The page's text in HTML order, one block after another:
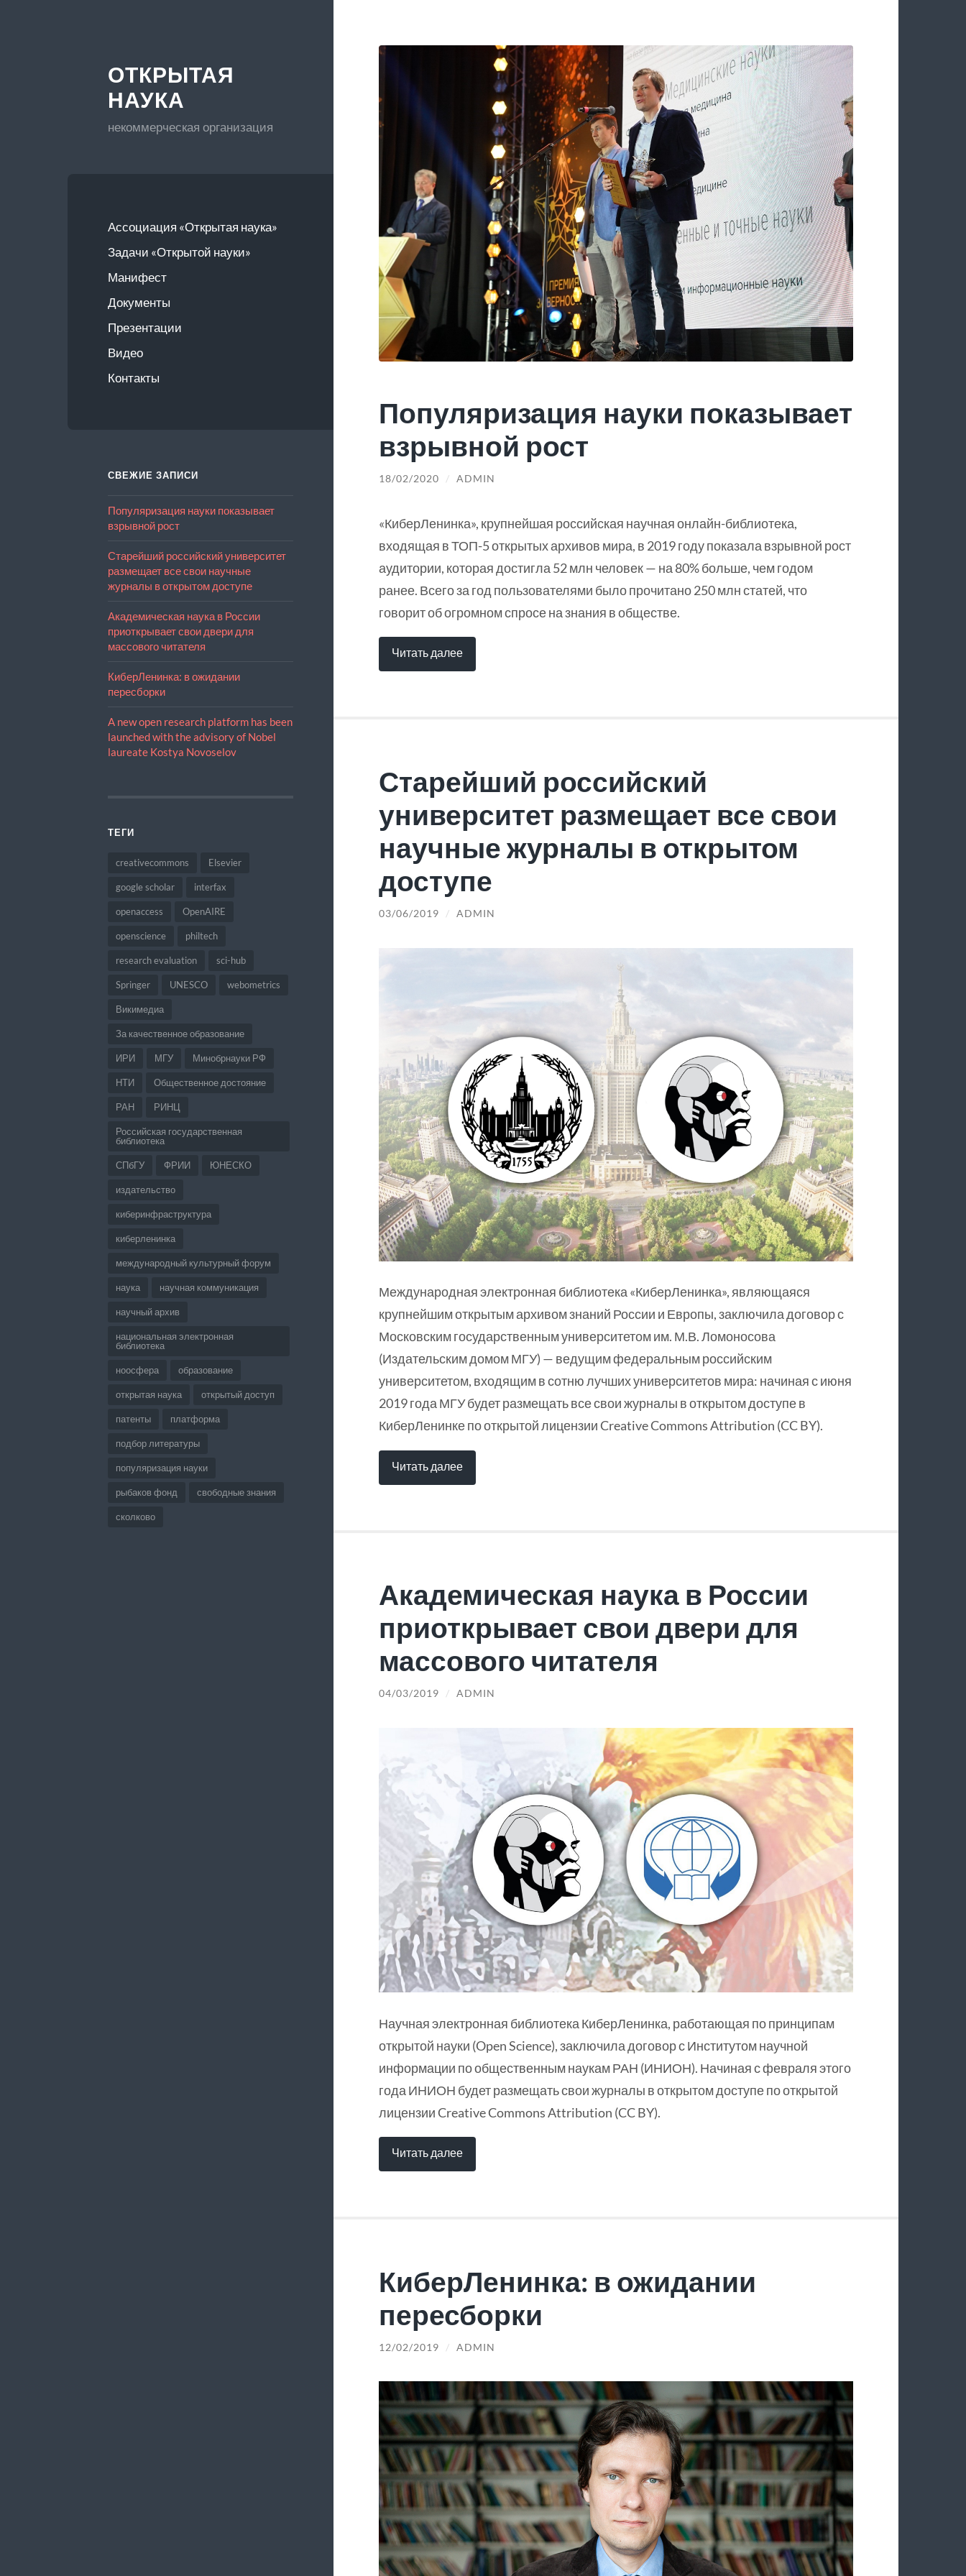
ОТКРЫТАЯ
НАУКА
некоммерческая организация
Ассоциация «Открытая наука»
Задачи «Открытой науки»
Манифест
Документы
Презентации
Видео
Контакты
СВЕЖИЕ ЗАПИСИ
Популяризация науки показывает
взрывной рост
Старейший российский университет
размещает все свои научные
журналы в открытом доступе
Академическая наука в России
приоткрывает свои двери для
массового читателя
КиберЛенинка: в ожидании
пересборки
A new open research platform has been
launched with the advisory of Nobel
laureate Kostya Novoselov
ТЕГИ
creativecommons Elsevier
google scholar interfax
openaccess OpenAIRE
openscience philtech
research evaluation sci-hub
Springer UNESCO webometrics
Викимедиа
За качественное образование
ИРИ МГУ Минобрнауки РФ
НТИ Общественное достояние
РАН РИНЦ
Российская государственная
библиотека
СПбГУ ФРИИ ЮНЕСКО
издательство
киберинфраструктура
киберленинка
международный культурный форум
наука научная коммуникация
научный архив
национальная электронная
библиотека
ноосфера образование
открытая наука открытый доступ
патенты платформа
подбор литературы
популяризация науки
рыбаков фонд свободные знания
сколково
Популяризация науки показывает
взрывной рост
18/02/2020 / ADMIN
«КиберЛенинка», крупнейшая российская научная онлайн-библиотека,
входящая в ТОП-5 открытых архивов мира, в 2019 году показала взрывной рост
аудитории, которая достигла 52 млн человек — на 80% больше, чем годом
ранее. Всего за год пользователями было прочитано 250 млн статей, что
говорит об огромном спросе на знания в обществе.
Читать далее
Старейший российский
университет размещает все свои
научные журналы в открытом
доступе
03/06/2019 / ADMIN
Международная электронная библиотека «КиберЛенинка», являющаяся
крупнейшим открытым архивом знаний России и Европы, заключила договор с
Московским государственным университетом им. М.В. Ломоносова
(Издательским домом МГУ) — ведущим федеральным российским
университетом, входящим в сотню лучших университетов мира: начиная с июня
2019 года МГУ будет размещать все свои журналы в открытом доступе в
КиберЛенинке по открытой лицензии Creative Commons Attribution (CC BY).
Читать далее
Академическая наука в России
приоткрывает свои двери для
массового читателя
04/03/2019 / ADMIN
Научная электронная библиотека КиберЛенинка, работающая по принципам
открытой науки (Open Science), заключила договор с Институтом научной
информации по общественным наукам РАН (ИНИОН). Начиная с февраля этого
года ИНИОН будет размещать свои журналы в открытом доступе по открытой
лицензии Creative Commons Attribution (CC BY).
Читать далее
КиберЛенинка: в ожидании
пересборки
12/02/2019 / ADMIN